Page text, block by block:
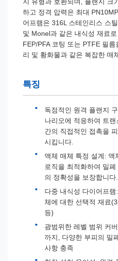
하고 정격 압력은 최대
어프램은 316L 스테인리스 스
및 Monel과 같은 내식성 재료
FEP/PFA 코팅 또는 PTFE 필
리 및 황화물과 같은 복잡한 매
특징
독점적인 원격 플랜지
나리오에 적응하여 트
간의 직접적인 접촉을
시킵니다.
액체 매체 특정 설계: 액
로직을 최적화하여 밀
의 정확성을 보장합니다.
다중 내식성 다이어프
체에 대한 선택적 재료
등)
광범위한 레벨 범위 커
까지, 다양한 부피의 밀
사항 충족